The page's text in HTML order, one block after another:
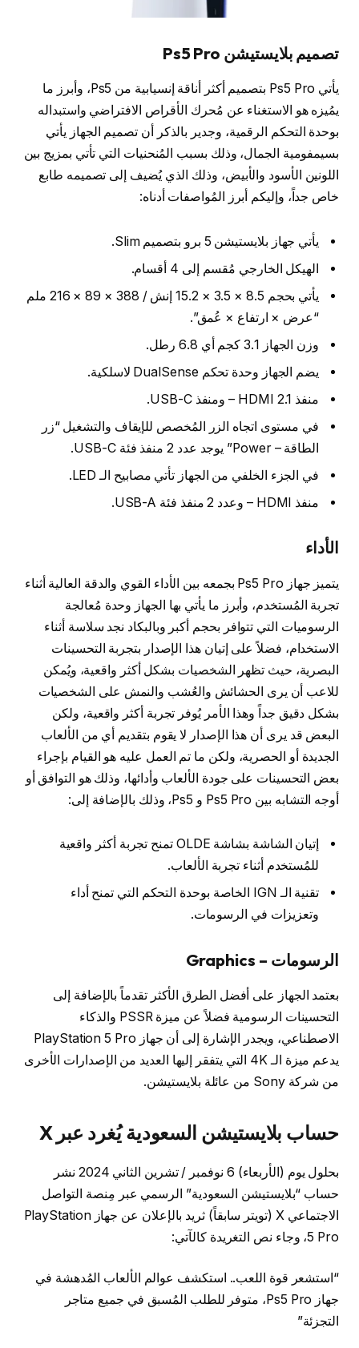
تصميم بلايستيشن Ps5 Pro
يأتي Ps5 Pro بتصميم أكثر أناقة إنسيابية من Ps5، وأبرز ما
يمُيزه هو الاستغناء عن مُحرك الأقراص الافتراضي واستبداله
بوحدة التحكم الرقمية، وجدير بالذكر أن تصميم الجهاز يأتي
بسيمفومية الجمال، وذلك بسبب المُنحنيات التي تأتي بمزيج بين
اللونين الأسود والأبيض، وذلك الذي يُضيف إلى تصميمه طابع
خاص جداً، وإليكم أبرز المُواصفات أدناه:
يأتي جهاز بلايستيشن 5 برو بتصميم Slim.
الهيكل الخارجي مُقسم إلى 4 أقسام.
يأتي بحجم 8.5 × 3.5 × 15.2 إنش / 388 × 89 × 216 ملم
“عرض × ارتفاع × عُمق”.
وزن الجهاز 3.1 كجم أي 6.8 رطل.
يضم الجهاز وحدة تحكم DualSense لاسلكية.
منفذ HDMI 2.1 – ومنفذ USB-C.
في مستوى اتجاه الزر المُخصص للإيقاف والتشغيل “زر
الطاقة – Power” يوجد عدد 2 منفذ فئة USB-C.
في الجزء الخلفي من الجهاز تأتي مصابيح الـ LED.
منفذ HDMI – وعدد 2 منفذ فئة USB-A.
الأداء
يتميز جهاز Ps5 Pro بجمعه بين الأداء القوي والدقة العالية أثناء
تجربة المُستخدم، وأبرز ما يأتي بها الجهاز وحدة مُعالجة
الرسوميات التي تتوافر بحجم أكبر وبالبكاد نجد سلاسة أثناء
الاستخدام، فضلاً على إتيان هذا الإصدار بتجربة التحسينات
البصرية، حيث تظهر الشخصيات بشكل أكثر واقعية، ويُمكن
للاعب أن يرى الحشائش والعُشب والنمش على الشخصيات
بشكل دقيق جداً وهذا الأمر يُوفر تجربة أكثر واقعية، ولكن
البعض قد يرى أن هذا الإصدار لا يقوم بتقديم أي من الألعاب
الجديدة أو الحصرية، ولكن ما تم العمل عليه هو القيام بإجراء
بعض التحسينات على جودة الألعاب وأدائها، وذلك هو التوافق أو
أوجه التشابه بين Ps5 Pro و Ps5، وذلك بالإضافة إلى:
إتيان الشاشة بشاشة OLDE تمنح تجربة أكثر واقعية
للمُستخدم أثناء تجربة الألعاب.
تقنية الـ IGN الخاصة بوحدة التحكم التي تمنح أداء
وتعزيزات في الرسومات.
الرسومات – Graphics
بعتمد الجهاز على أفضل الطرق الأكثر تقدماً بالإضافة إلى
التحسينات الرسومية فضلاً عن ميزة PSSR والذكاء
يدعم ميزة الـ 4K التي يتفقر إليها العديد من الإصدارات الأخرى
من شركة Sony من عائلة بلايستيشن.
حساب بلايستيشن السعودية يُغرد عبر X
بحلول يوم (الأربعاء) 6 نوفمبر / تشرين الثاني 2024 نشر
حساب “بلايستيشن السعودية” الرسمي عبر مِنصة التواصل
الاجتماعي X (تويتر سابقاً) ثريد بالإعلان عن جهاز PlayStation
5 Pro، وجاء نص التغريدة كالآتي:
“استشعر قوة اللعب.. استكشف عوالم الألعاب المُدهشة في
جهاز Ps5 Pro، متوفر للطلب المُسبق في جميع متاجر
التجزئة”